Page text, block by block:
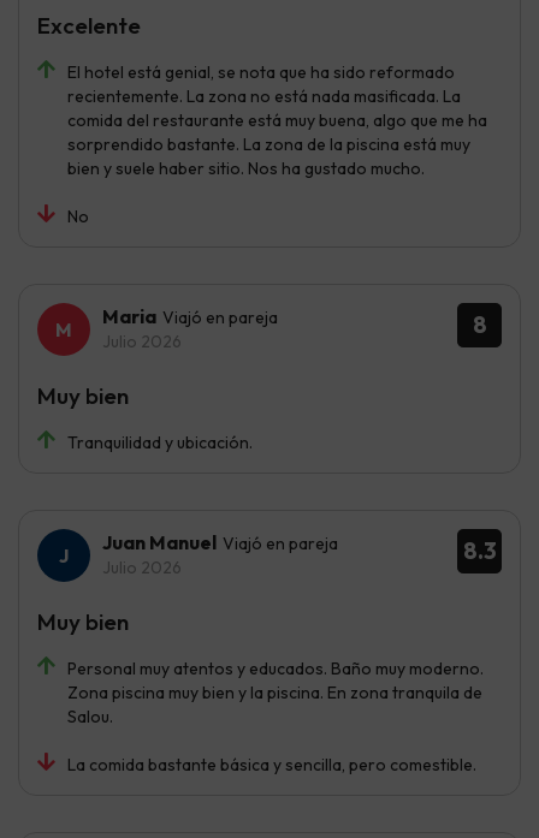
El hotel está genial, se nota que ha sido reformado
recientemente. La zona no está nada masificada. La
comida del restaurante está muy buena, algo que me ha
sorprendido bastante. La zona de la piscina está muy
bien y suele haber sitio. Nos ha gustado mucho.
No
Excelente
8
Maria Viajó en pareja
Julio 2026
Tranquilidad y ubicación.
Muy bien
8.3
Juan Manuel Viajó en pareja
Julio 2026
Personal muy atentos y educados. Baño muy moderno.
Zona piscina muy bien y la piscina. En zona tranquila de
Salou.
La comida bastante básica y sencilla, pero comestible.
Muy bien